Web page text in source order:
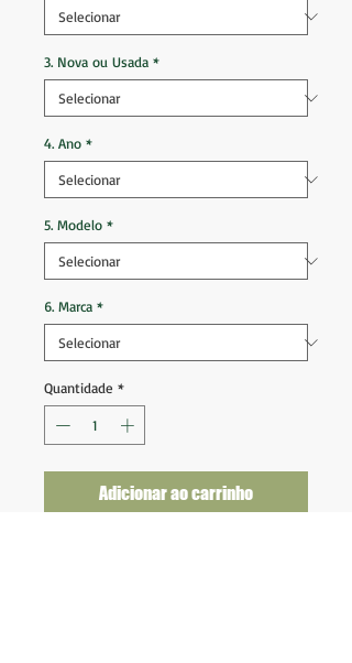
3. Nova ou Usada *
4. Ano *
5. Modelo *
6. Marca *
Quantidade *
Adicionar ao carrinho